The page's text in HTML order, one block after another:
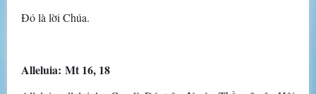
Ðó là lời Chúa.
Alleluia: Mt 16, 18